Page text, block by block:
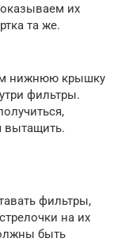
их
та же.
нижнюю крышку
фильтры.
вытащить.
фильтры,
на их
быть